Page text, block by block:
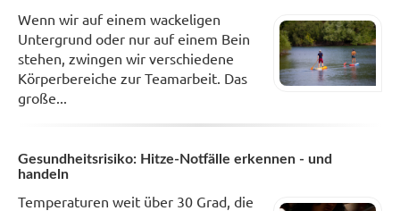
Wenn wir auf einem wackeligen
Untergrund oder nur auf einem Bein
stehen, zwingen wir verschiedene
Körperbereiche zur Teamarbeit. Das
große...
Gesundheitsrisiko: Hitze-Notfälle erkennen - und
handeln
Temperaturen weit über 30 Grad, die